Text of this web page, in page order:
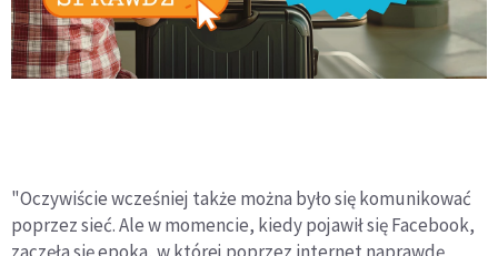
"Oczywiście wcześniej także można było się komunikować
poprzez sieć. Ale w momencie, kiedy pojawił się Facebook,
zaczęła się epoka, w której poprzez internet naprawdę